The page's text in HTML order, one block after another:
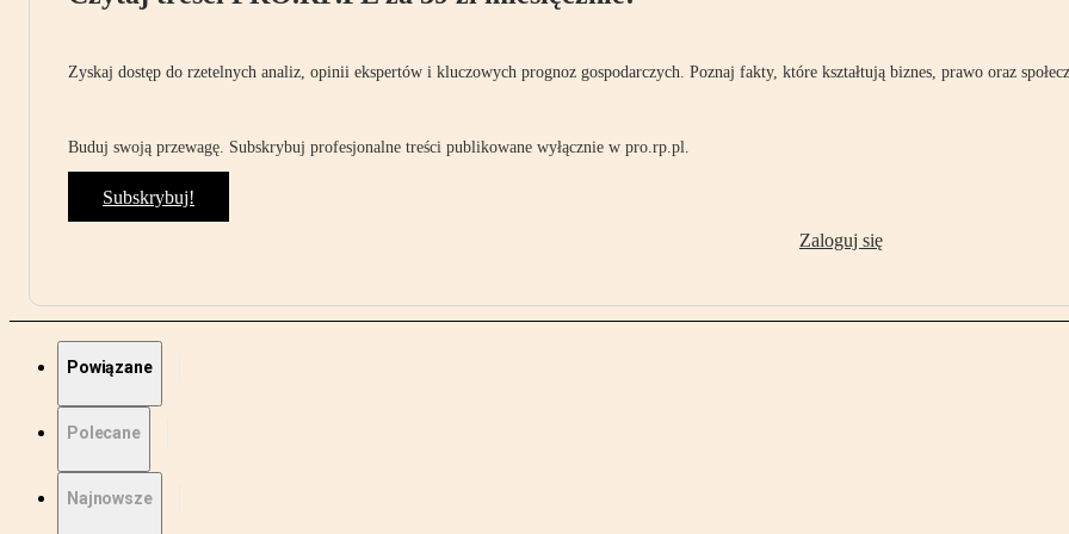
Zyskaj dostęp do rzetelnych analiz, opinii ekspertów i kluczowych prognoz gospodarczych. Poznaj fakty, które kształtują biznes, prawo oraz
Buduj swoją przewagę. Subskrybuj profesjonalne treści publikowane wyłącznie w pro.rp.pl.
Subskrybuj!
Zaloguj się
Powiązane
Polecane
Najnowsze